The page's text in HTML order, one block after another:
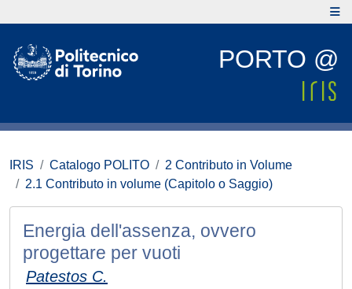
PORTO @
IRIS Catalogo POLITO
2 Contributo in Volume
2.1 Contributo in volume (Capitolo o Saggio)
Energia dell'assenza, ovvero
progettare per vuoti
Patestos C.